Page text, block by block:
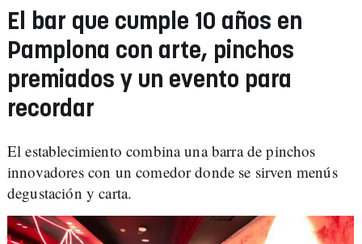
El bar que cumple 10 años en
Pamplona con arte, pinchos
premiados y un evento para
recordar
El establecimiento combina una barra de pinchos
innovadores con un comedor donde se sirven menús
degustación y carta.